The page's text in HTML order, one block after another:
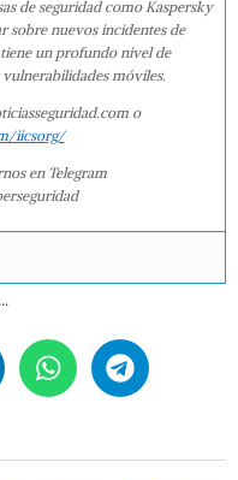
de seguridad como Kaspersky
sobre nuevos incidentes de
un profundo nivel de
móviles.
o
iicsorg/
en Telegram